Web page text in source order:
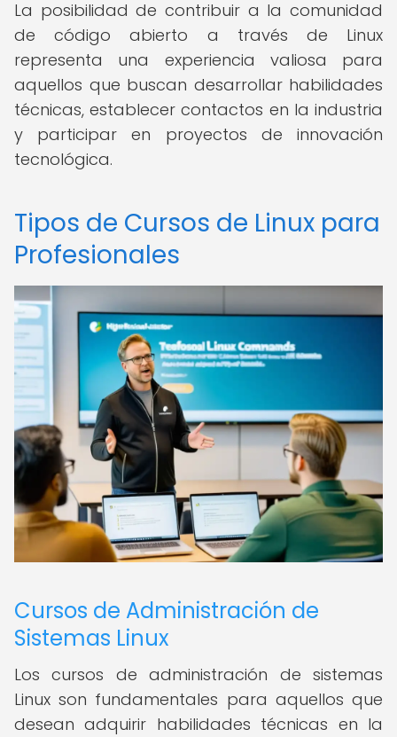
La posibilidad de contribuir a la comunidad
de código abierto a través de Linux
representa una experiencia valiosa para
aquellos que buscan desarrollar habilidades
técnicas, establecer contactos en la industria
y participar en proyectos de innovación
tecnológica.
Tipos de Cursos de Linux para
Profesionales
Cursos de Administración de
Sistemas Linux
Los cursos de administración de sistemas
Linux son fundamentales para aquellos que
desean adquirir habilidades técnicas en la